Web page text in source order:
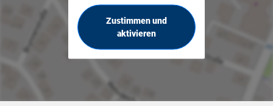
Zustimmen und
aktivieren